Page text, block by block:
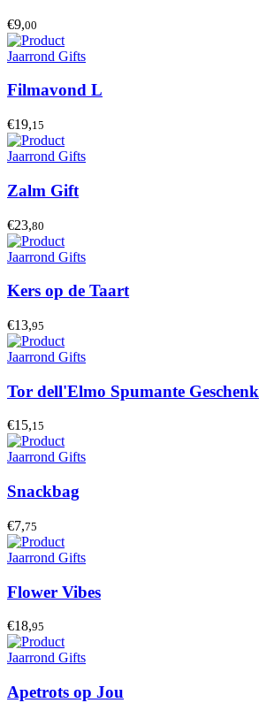
€9,00
Jaarrond Gifts
Filmavond L
€19,15
Jaarrond Gifts
Zalm Gift
€23,80
Jaarrond Gifts
Kers op de Taart
€13,95
Jaarrond Gifts
Tor dell'Elmo Spumante Geschenk
€15,15
Jaarrond Gifts
Snackbag
€7,75
Jaarrond Gifts
Flower Vibes
€18,95
Jaarrond Gifts
Apetrots op Jou